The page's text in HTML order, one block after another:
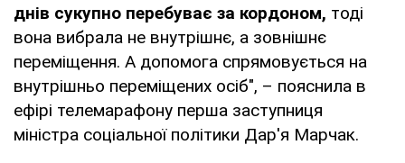
днів сукупно перебуває за кордоном, тоді
вона вибрала не внутрішнє, а зовнішнє
переміщення. А допомога спрямовується на
внутрішньо переміщених осіб", – пояснила в
ефірі телемарафону перша заступниця
міністра соціальної політики Дар'я Марчак.